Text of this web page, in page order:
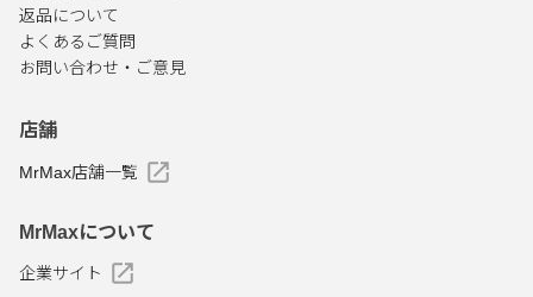
返品について
よくあるご質問
お問い合わせ・ご意見
店舗
MrMax店舗一覧
MrMaxについて
企業サイト